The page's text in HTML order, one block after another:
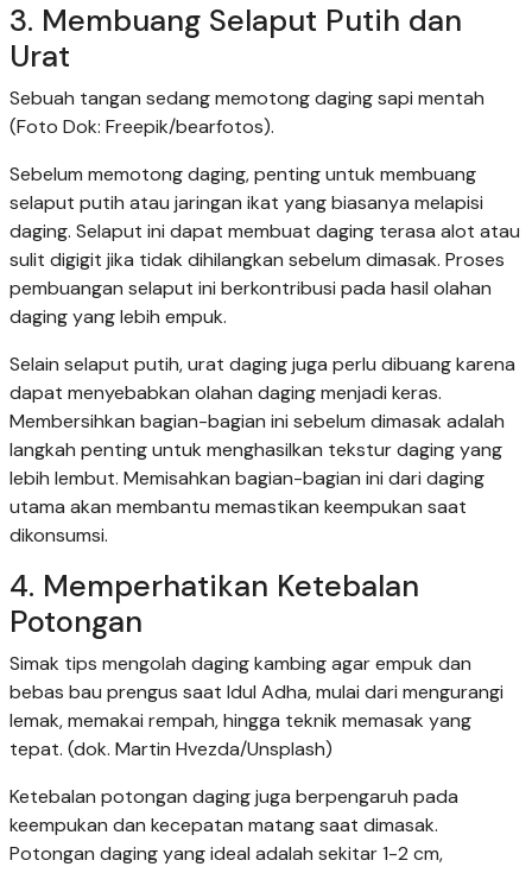
3. Membuang Selaput Putih dan
Urat
Sebuah tangan sedang memotong daging sapi mentah
(Foto Dok: Freepik/bearfotos).
Sebelum memotong daging, penting untuk membuang
selaput putih atau jaringan ikat yang biasanya melapisi
daging. Selaput ini dapat membuat daging terasa alot atau
sulit digigit jika tidak dihilangkan sebelum dimasak. Proses
pembuangan selaput ini berkontribusi pada hasil olahan
daging yang lebih empuk.
Selain selaput putih, urat daging juga perlu dibuang karena
dapat menyebabkan olahan daging menjadi keras.
Membersihkan bagian-bagian ini sebelum dimasak adalah
langkah penting untuk menghasilkan tekstur daging yang
lebih lembut. Memisahkan bagian-bagian ini dari daging
utama akan membantu memastikan keempukan saat
dikonsumsi.
4. Memperhatikan Ketebalan
Potongan
Simak tips mengolah daging kambing agar empuk dan
bebas bau prengus saat Idul Adha, mulai dari mengurangi
lemak, memakai rempah, hingga teknik memasak yang
tepat. (dok. Martin Hvezda/Unsplash)
Ketebalan potongan daging juga berpengaruh pada
keempukan dan kecepatan matang saat dimasak.
Potongan daging yang ideal adalah sekitar 1-2 cm,